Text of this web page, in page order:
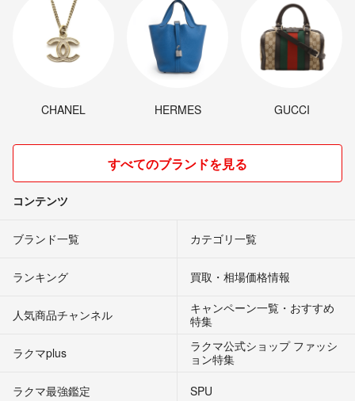
CHANEL HERMES GUCCI
すべてのブランドを見る
コンテンツ
ブランド一覧 カテゴリ一覧
ランキング 買取・相場価格情報
人気商品チャンネル
キャンペーン一覧・おすすめ
特集
ラクマplus
ラクマ公式ショップ ファッシ
ョン特集
ラクマ最強鑑定
SPU